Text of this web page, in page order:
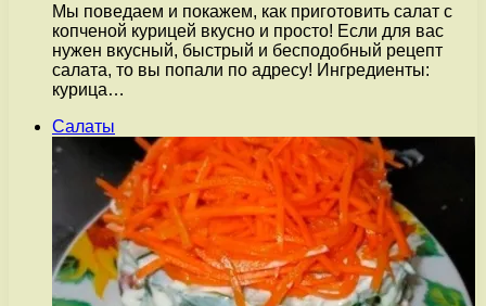
Мы поведаем и покажем, как приготовить салат с
копченой курицей вкусно и просто! Если для вас
нужен вкусный, быстрый и бесподобный рецепт
салата, то вы попали по адресу! Ингредиенты:
курица…
Салаты